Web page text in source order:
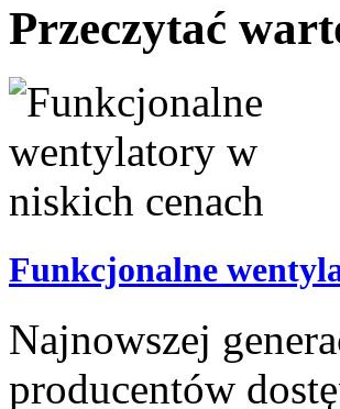
Przeczytać
Funkcjonalne
Najnowszej
producentów